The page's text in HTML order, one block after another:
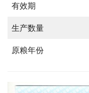
有效期
生产数量
原粮年份